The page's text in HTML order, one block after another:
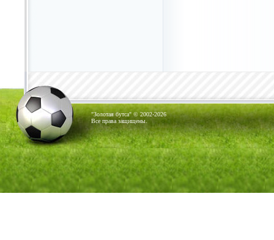
"Золотая бутса" © 2002-2026
Все права защищены.